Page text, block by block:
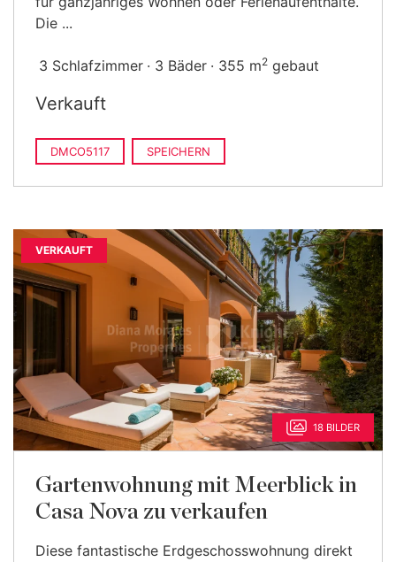
Die ...
3 Schlafzimmer 3 Bäder 355 m2 gebaut
Verkauft
DMCO5117 SPEICHERN
VERKAUFT
18 BILDER
Gartenwohnung mit Meerblick in
Casa Nova zu verkaufen
Diese fantastische Erdgeschosswohnung direkt